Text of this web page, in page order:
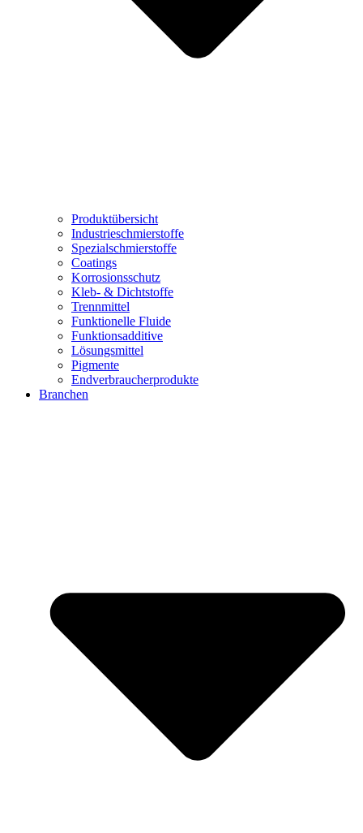
Produktübersicht
Industrieschmierstoffe
Spezialschmierstoffe
Coatings
Korrosionsschutz
Kleb- & Dichtstoffe
Trennmittel
Funktionelle Fluide
Funktionsadditive
Lösungsmittel
Pigmente
Endverbraucherprodukte
Branchen